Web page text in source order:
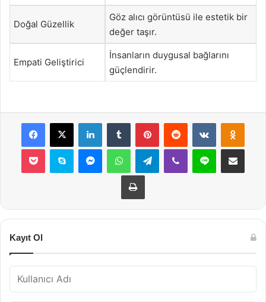
Doğal Güzellik
Göz alıcı görüntüsü ile estetik bir
değer taşır.
Empati Geliştirici
İnsanların duygusal bağlarını
güçlendirir.
Facebook
X LinkedInTumblr PinterestReddit VKontakte
Pocket Skype MessengerWhatsAppTelegramViber Line E-Posta ile
Yazdır
Kayıt Ol